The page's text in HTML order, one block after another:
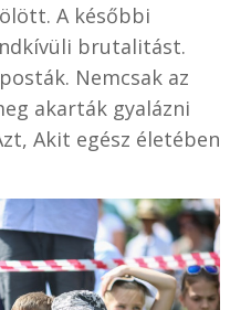
A későbbi
brutalitást.
Nemcsak az
akarták gyalázni
Akit egész életében